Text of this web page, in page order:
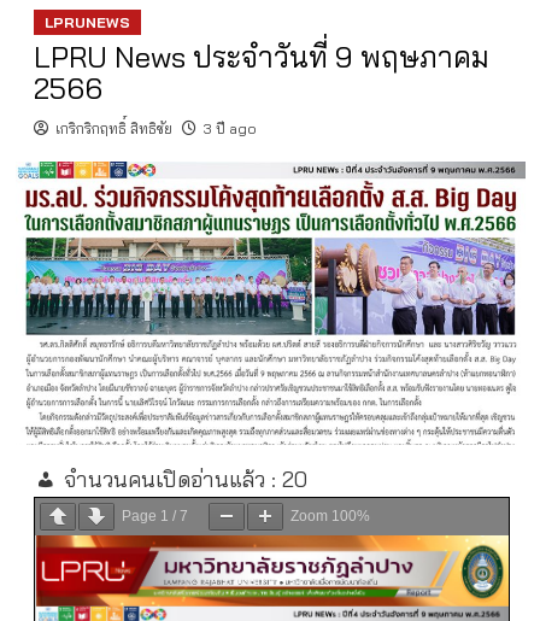
LPRUNEWS
LPRU News ประจำวันที่ 9 พฤษภาคม
2566
เกริกริกฤทธิ์ สิทธิชัย 3 ปี ago
จำนวนคนเปิดอ่านแล้ว : 20
Page 1 / 7 Zoom 100%